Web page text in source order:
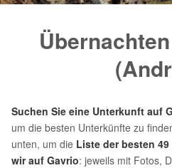
Suchen Sie eine Unterkunft auf
um die besten Unterkünfte zu
unten, um die Liste der besten
wir auf Gavrio: jeweils mit Fotos,